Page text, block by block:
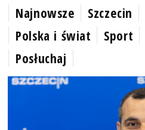
Najnowsze Szczecin
Polska i świat
Sport
Posłuchaj